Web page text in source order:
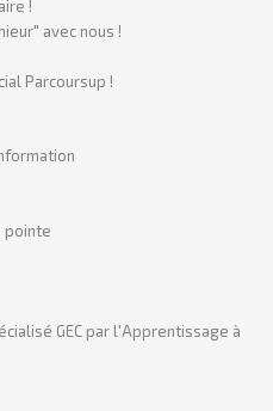
!
avec nous !
Parcoursup !
pointe
GEC par l'Apprentissage à